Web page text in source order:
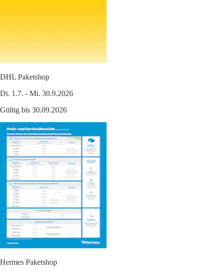
DHL Paketshop
Di. 1.7. - Mi. 30.9.2026
Gültig bis 30.09.2026
Hermes Paketshop